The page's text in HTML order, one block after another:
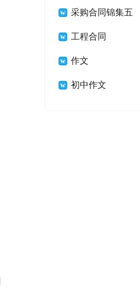
任工作计划
采购合同锦集五
篇 工程合同
作文
初中作文